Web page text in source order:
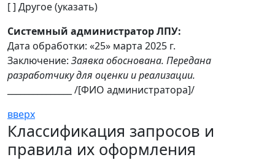
[ ] Другое (указать)
Системный администратор ЛПУ:
Дата обработки: «25» марта 2025 г.
Заключение: Заявка обоснована. Передана
разработчику для оценки и реализации.
_______________ /[ФИО администратора]/
вверх
Классификация запросов и
правила их оформления